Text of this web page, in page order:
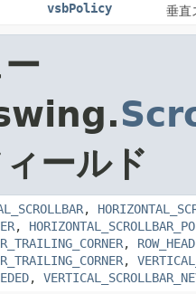
vsbPolicy 垂直
ールド
,
,
,
,
,